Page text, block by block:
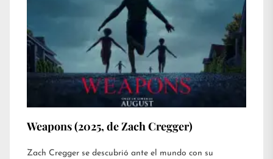
Weapons (2025, de Zach Cregger)
Zach Cregger se descubrió ante el mundo con su